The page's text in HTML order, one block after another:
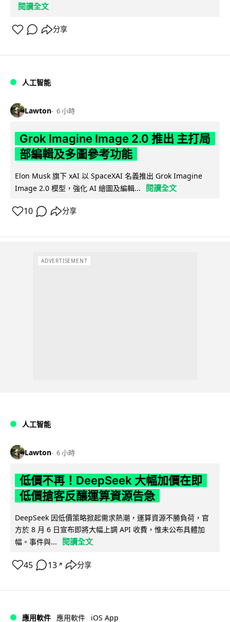
閱讀全文
分享
人工智能
Lawton 6 小時
Grok Imagine Image 2.0 推出 主打局
部編輯及多圖參考功能
Elon Musk 旗下 xAI 以 SpaceXAI 名義推出 Grok Imagine
Image 2.0 模型，強化 AI 繪圖及編輯...
閱讀全文
10 分享
ADVERTISEMENT
人工智能
Lawton 6 小時
低價不再！DeepSeek 大幅加價在即
低價搶客反釀運算資源告急
DeepSeek 因低價策略掀起需求熱潮，運算資源不勝負荷，官
方於 8 月 6 日宣布即將大幅上調 API 收費，惟未公布具體加
幅。事件與...
閱讀全文
45 13 ↗ 分享
應用軟件 應用軟件 iOS App